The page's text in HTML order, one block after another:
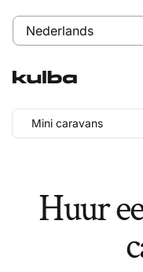
Mini caravans
Huur